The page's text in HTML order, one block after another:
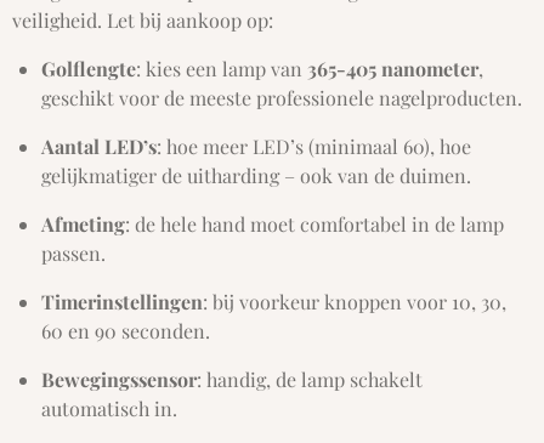
veiligheid. Let bij aankoop op:
Golflengte: kies een lamp van 365-405 nanometer,
geschikt voor de meeste professionele nagelproducten.
Aantal LED’s: hoe meer LED’s (minimaal 60), hoe
gelijkmatiger de uitharding – ook van de duimen.
Afmeting: de hele hand moet comfortabel in de lamp
passen.
Timerinstellingen: bij voorkeur knoppen voor 10, 30,
60 en 90 seconden.
Bewegingssensor: handig, de lamp schakelt
automatisch in.